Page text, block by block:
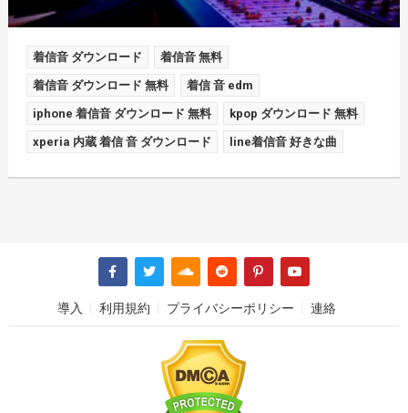
着信音 ダウンロード 着信音 無料
着信音 ダウンロード 無料 着信 音 edm
iphone 着信音 ダウンロード 無料 kpop ダウンロード 無料
xperia 内蔵 着信 音 ダウンロード line着信音 好きな曲
導入 利用規約 プライバシーポリシー 連絡